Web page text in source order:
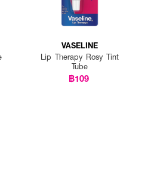
VASELINE
Lip Therapy Rosy Tint
Tube
฿109